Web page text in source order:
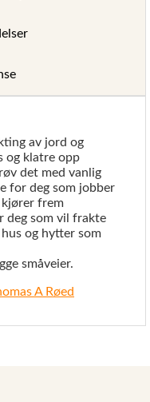
av jord og
og klatre opp
det med vanlig
for deg som jobber
kjører frem
deg som vil frakte
og hytter som
småveier.
A Røed